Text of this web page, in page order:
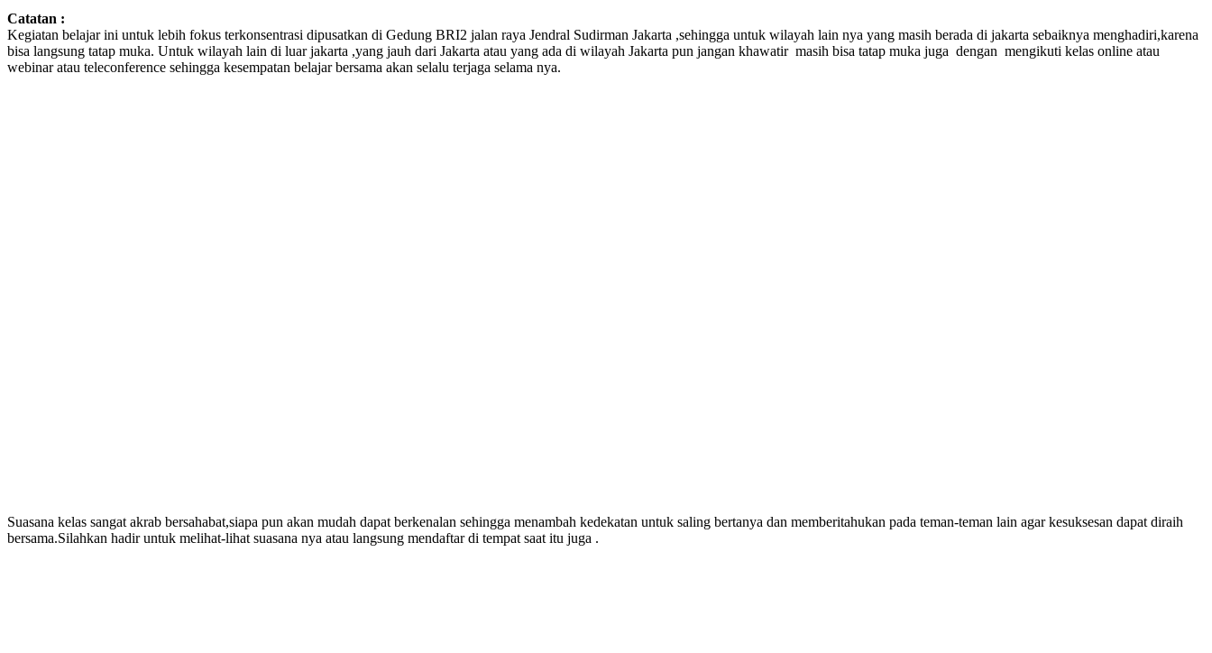
Catatan :
Kegiatan belajar ini untuk lebih fokus terkonsentrasi dipusatkan di Gedung BRI2 jalan raya Jendral Sudirman Jakarta ,sehingga untuk wilayah lain nya yang masih berada di jakarta sebaiknya menghadiri,karena
bisa langsung tatap muka. Untuk wilayah lain di luar jakarta ,yang jauh dari Jakarta atau yang ada di wilayah Jakarta pun jangan khawatir masih bisa tatap muka juga dengan mengikuti kelas online atau
webinar atau teleconference sehingga kesempatan belajar bersama akan selalu terjaga selama nya.
Suasana kelas sangat akrab bersahabat,siapa pun akan mudah dapat berkenalan sehingga menambah kedekatan untuk saling bertanya dan memberitahukan pada teman-teman lain agar kesuksesan dapat diraih
bersama.Silahkan hadir untuk melihat-lihat suasana nya atau langsung mendaftar di tempat saat itu juga .